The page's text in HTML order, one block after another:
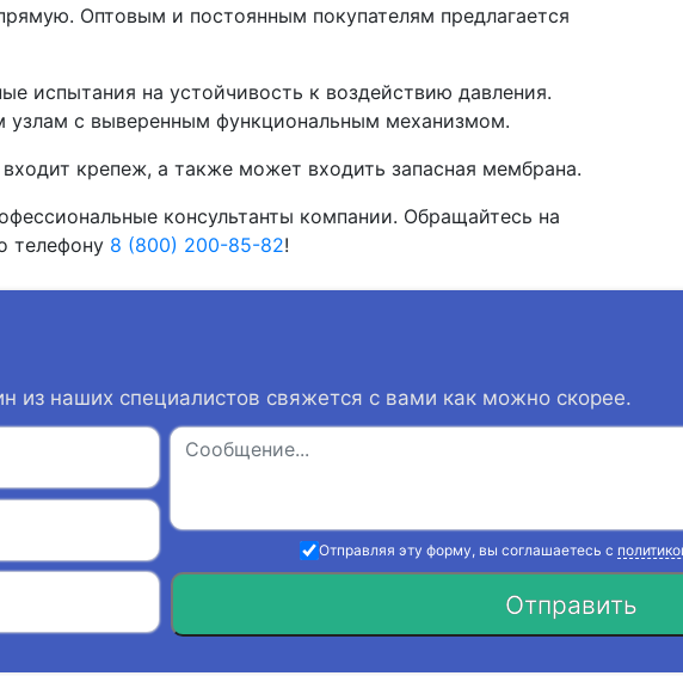
Оптовым и постоянным покупателям предлагается
испытания на устойчивость к воздействию давления.
узлам с выверенным функциональным механизмом.
крепеж, а также может входить запасная мембрана.
консультанты компании. Обращайтесь на
телефону 8 (800) 200-85-82!
из наших специалистов свяжется с вами как можно скорее.
Отправляя эту форму, вы соглашаетесь с
Отправить